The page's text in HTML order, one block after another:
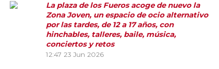
La plaza de los Fueros acoge de nuevo la
Zona Joven, un espacio de ocio alternativo
por las tardes, de 12 a 17 años, con
hinchables, talleres, baile, música,
conciertos y retos
12:47 23 Jun 2026